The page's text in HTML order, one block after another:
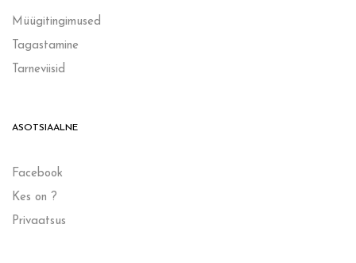
Müügitingimused
Tagastamine
Tarneviisid
ASOTSIAALNE
Facebook
Kes on ?
Privaatsus